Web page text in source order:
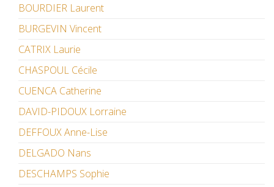
BOURDIER Laurent
BURGEVIN Vincent
CATRIX Laurie
CHASPOUL Cécile
CUENCA Catherine
DAVID-PIDOUX Lorraine
DEFFOUX Anne-Lise
DELGADO Nans
DESCHAMPS Sophie